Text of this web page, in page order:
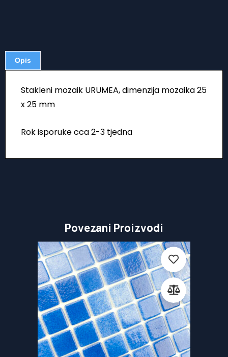
Opis
Stakleni mozaik URUMEA, dimenzija mozaika 25
x 25 mm
Rok isporuke cca 2-3 tjedna
Povezani Proizvodi